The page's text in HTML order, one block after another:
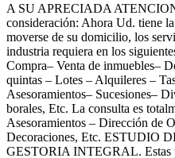
A SU APRECIADA
consideración: Ahora Ud. tiene
moverse de su domicilio, los
industria requiera en los
Compra– Venta de inmuebles–
quintas – Lotes – Alquileres –
Asesoramientos– Sucesiones–
borales, Etc. La consulta es
Asesoramientos – Dirección de
Decoraciones, Etc. ESTUDIO
GESTORIA INTEGRAL. Estas